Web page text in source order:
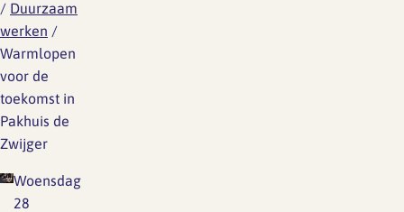
/ Duurzaam
werken /
Warmlopen
voor de
toekomst in
Pakhuis de
Zwijger
Woensdag
28